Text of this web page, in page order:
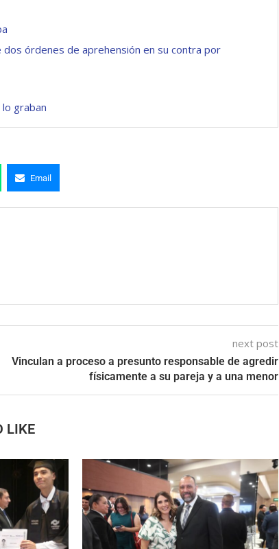
dos órdenes de aprehensión en su contra por
graban
Email
next post
Vinculan a proceso a presunto responsable de agredir
físicamente a su pareja y a una menor
LIKE